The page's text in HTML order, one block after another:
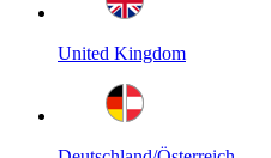
United Kingdom